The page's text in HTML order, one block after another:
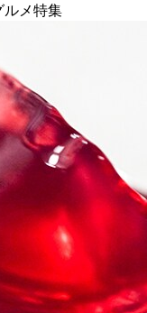
ルメ特集